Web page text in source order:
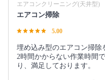
エアコンクリーニング(天井型)
エアコン掃除
5.00
埋め込み型のエアコン掃除
2時間かからない作業時間
り、満足しております。